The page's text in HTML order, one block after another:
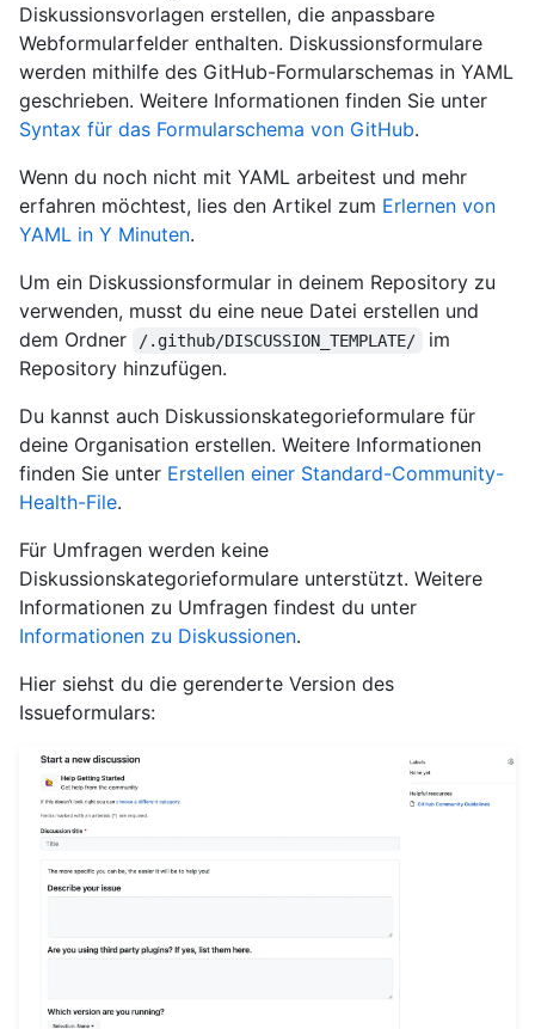
Diskussionsvorlagen erstellen, die anpassbare
Webformularfelder enthalten. Diskussionsformulare
werden mithilfe des GitHub-Formularschemas in YAML
geschrieben. Weitere Informationen finden Sie unter
Syntax für das Formularschema von GitHub.
Wenn du noch nicht mit YAML arbeitest und mehr
erfahren möchtest, lies den Artikel zum Erlernen von
YAML in Y Minuten.
Um ein Diskussionsformular in deinem Repository zu
verwenden, musst du eine neue Datei erstellen und
dem Ordner
/.github/DISCUSSION_TEMPLATE/
im
Repository hinzufügen.
Du kannst auch Diskussionskategorieformulare für
deine Organisation erstellen. Weitere Informationen
finden Sie unter Erstellen einer Standard-Community-
Health-File.
Für Umfragen werden keine
Diskussionskategorieformulare unterstützt. Weitere
Informationen zu Umfragen findest du unter
Informationen zu Diskussionen.
Hier siehst du die gerenderte Version des
Issueformulars: